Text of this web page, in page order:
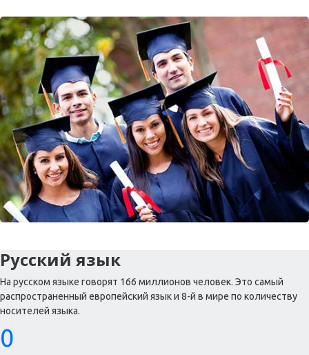
Русский язык
На русском языке говорят 166 миллионов человек. Это самый
распространенный европейский язык и 8-й в мире по количеству
носителей языка.
0